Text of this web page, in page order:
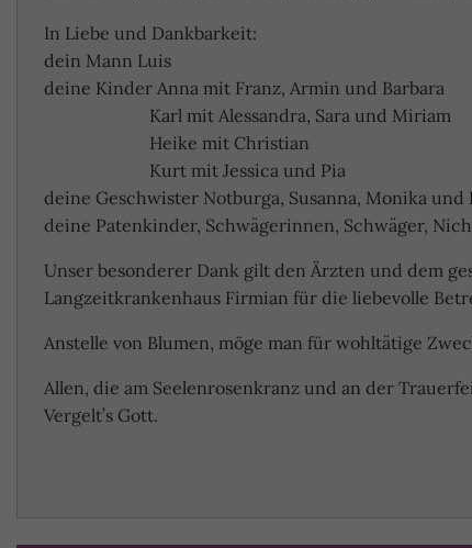
In Liebe und Dankbarkeit:
dein Mann Luis
deine Kinder Anna mit Franz, Armin und Barbara
Karl mit Alessandra, Sara und Miriam
Heike mit Christian
Kurt mit Jessica und Pia
deine Geschwister Notburga, Susanna, Monika und
deine Patenkinder, Schwägerinnen, Schwäger,
Unser besonderer Dank gilt den Ärzten und dem
Langzeitkrankenhaus Firmian für die liebevolle
Anstelle von Blumen, möge man für wohltätige
Allen, die am Seelenrosenkranz und an der
Vergelt’s Gott.